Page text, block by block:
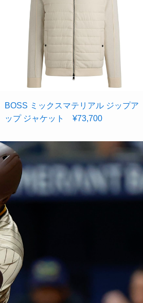
BOSS ミックスマテリアル ジップア
ップ ジャケット ¥73,700